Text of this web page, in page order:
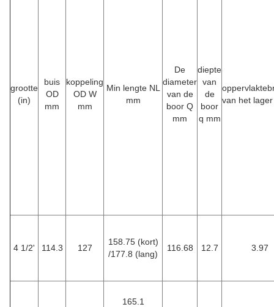
grootte
(in)
buis
OD
mm
koppeling
OD W
mm
Min lengte NL
mm
De
diameter
van de
boor Q
mm
diepte
van
de
boor
q mm
van het
4 1/2' 114.3 127
158.75 (kort)
/177.8 (lang)
116.68 12.7 3.97
165.1